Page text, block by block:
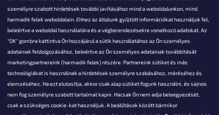
személyre szabott hirdetések további javításához mind a weboldalunkon, mind
harmadik felek weboldalain. Ehhez az általunk gyűjtött információkat használjuk fel,
beleértve a weboldal használatára és a végberendezésekre vonatkozó adatokat. Az
"OK" gombra kattintva Ön hozzájárul a sütik használatához az Ön személyes
adatainak feldolgozásához, beleértve az Ön személyes adatainak továbbítását
marketingpartnereink (harmadik felek) részére. Partnereink sütiket és más
technológiákat is használnak a hirdetések személyre szabásához, méréséhez és
elemzéséhez. Ha ezt elutasítja, akkor csak alap sütiket fogunk használni, és sajnos
nem fog személyre szabott tartalmat kapni. Hacsak Ön nem adja beleegyezését,
csak a szükséges cookie-kat használjuk. A beállítások között bármikor
Akarsz kérdezni valamit?
info@falanzo.hu